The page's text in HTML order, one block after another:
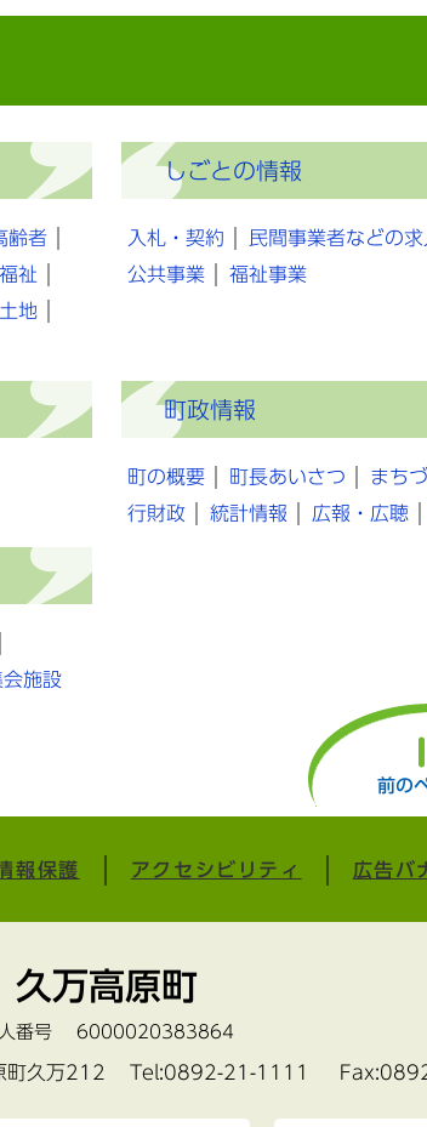
齢者
祉
地
しごとの情報
入札・契約 民間事業者などの
公共事業
福祉事業
町政情報
町の概要 町長あいさつ まち
行財政
統計情報 広報・広聴
会施設
前の
報保護 アクセシビリティ 広告バ
久万高原町
番号 6000020383864
町久万212 Tel:0892-21-1111